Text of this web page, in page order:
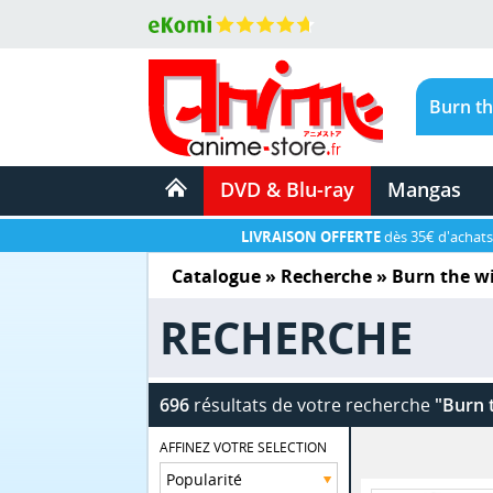
DVD & Blu-ray Mangas
LIVRAISON OFFERTEdès 35€
Catalogue» Recherche » Burn the
RECHERCHE
696résultats de votre recherche "Burn
AFFINEZ VOTRE SELECTION